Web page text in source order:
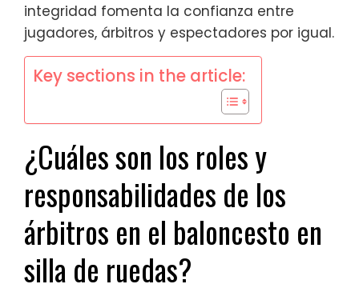
integridad fomenta la confianza entre
jugadores, árbitros y espectadores por igual.
Key sections in the article:
¿Cuáles son los roles y
responsabilidades de los
árbitros en el baloncesto en
silla de ruedas?